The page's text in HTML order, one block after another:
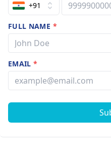
+91
FULL NAME *
EMAIL*